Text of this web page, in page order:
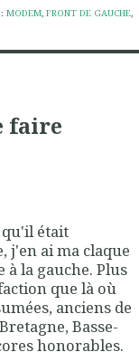
:MODEM,FRONT DE GAUCHE,
faire
qu'il était
j'en ai ma claque
la gauche. Plus
que là où
anciens de
Basse-
honorables.